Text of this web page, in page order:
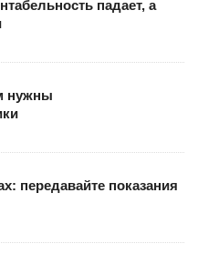
падает, а
нужны
передавайте показания